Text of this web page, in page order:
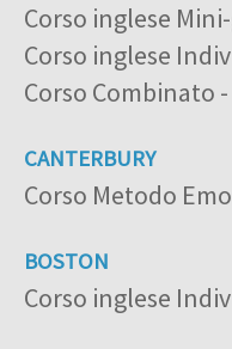
Corso inglese
Corso inglese
Corso Combinato
CANTERBURY
Corso Metodo
BOSTON
Corso inglese